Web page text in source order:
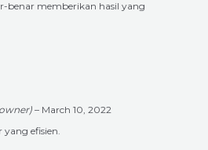
benar memberikan hasil yang
– March 10, 2022
yang efisien.